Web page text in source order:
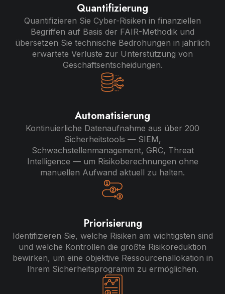
Quantifizierung
Quantifizieren Sie Cyber-Risiken in finanziellen
Begriffen auf Basis der FAIR-Methodik und
übersetzen Sie technische Bedrohungen in jährlich
erwartete Verluste zur Unterstützung von
Geschäftsentscheidungen.
Automatisierung
Kontinuierliche Datenaufnahme aus über 200
Sicherheitstools — SIEM,
Schwachstellenmanagement, GRC, Threat
Intelligence — um Risikoberechnungen ohne
manuellen Aufwand aktuell zu halten.
Priorisierung
Identifizieren Sie, welche Risiken am wichtigsten sind
und welche Kontrollen die größte Risikoreduktion
bewirken, um eine objektive Ressourcenallokation in
Ihrem Sicherheitsprogramm zu ermöglichen.